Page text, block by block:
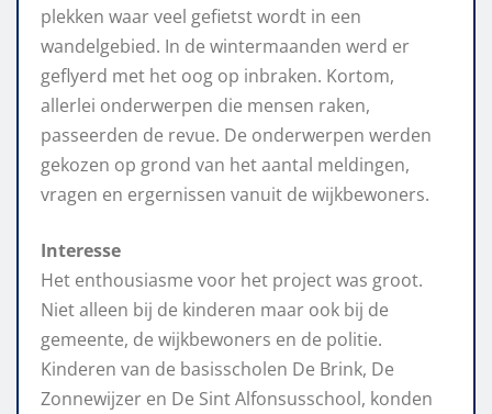
plekken waar veel gefietst wordt in een
wandelgebied. In de wintermaanden werd er
geflyerd met het oog op inbraken. Kortom,
allerlei onderwerpen die mensen raken,
passeerden de revue. De onderwerpen werden
gekozen op grond van het aantal meldingen,
vragen en ergernissen vanuit de wijkbewoners.
Interesse
Het enthousiasme voor het project was groot.
Niet alleen bij de kinderen maar ook bij de
gemeente, de wijkbewoners en de politie.
Kinderen van de basisscholen De Brink, De
Zonnewijzer en De Sint Alfonsusschool, konden